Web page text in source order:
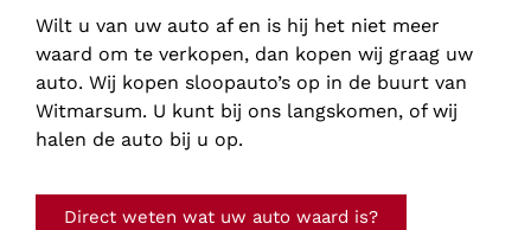
Wilt u van uw auto af en is hij het niet meer
waard om te verkopen, dan kopen wij graag uw
auto. Wij kopen sloopauto’s op in de buurt van
Witmarsum. U kunt bij ons langskomen, of wij
halen de auto bij u op.
Direct weten wat uw auto waard is?